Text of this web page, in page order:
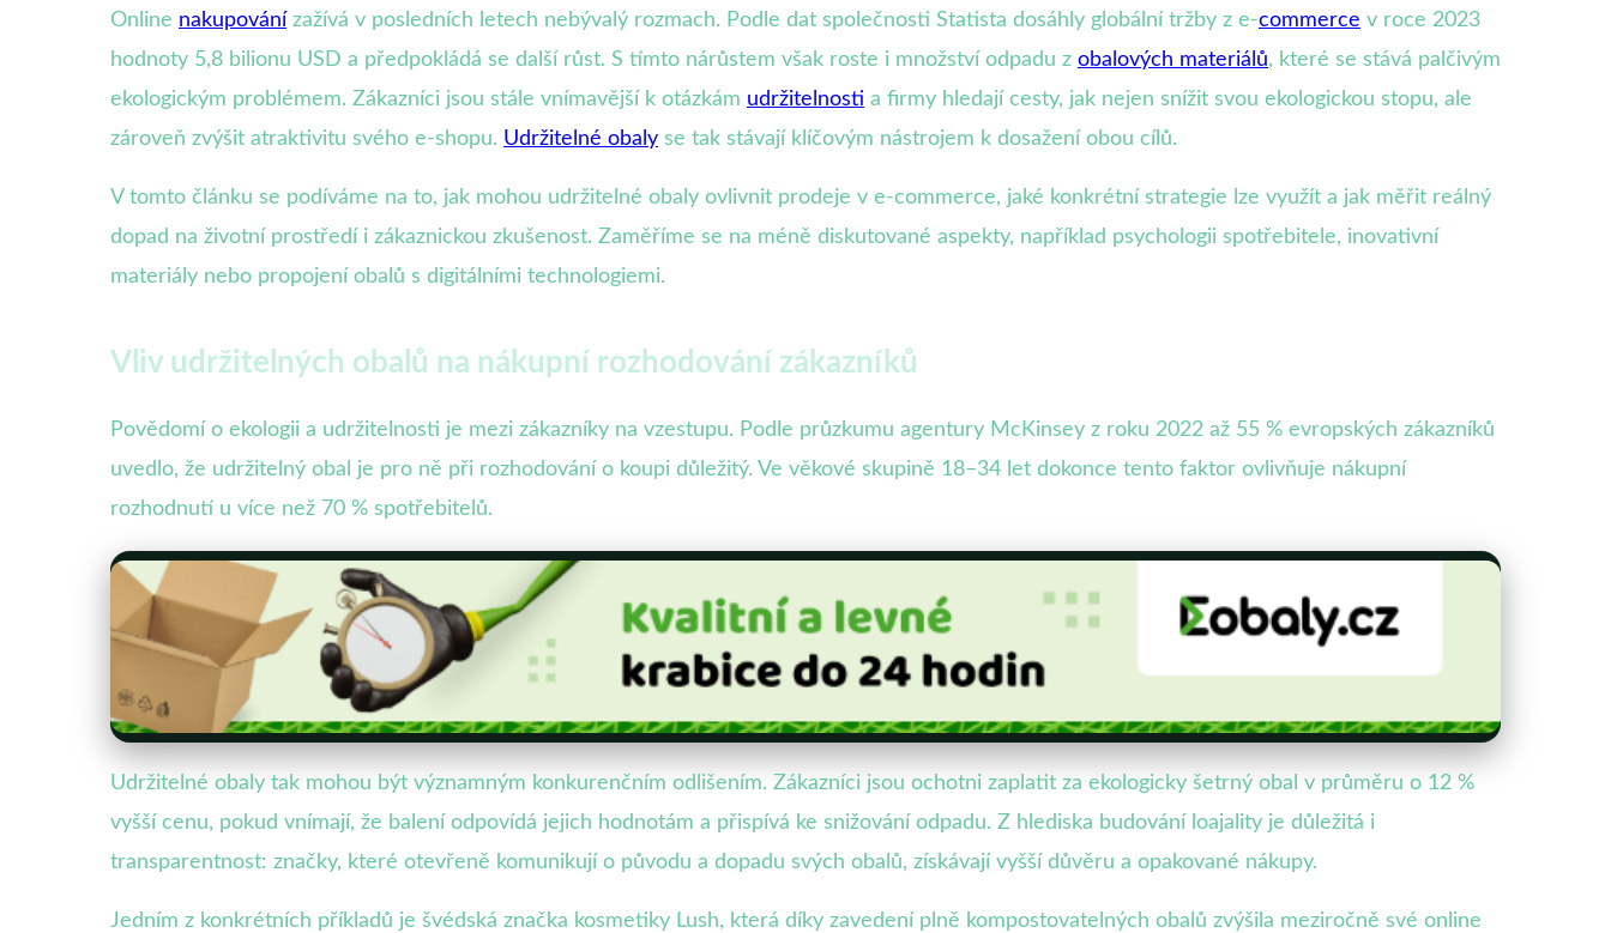
Online nakupování zažívá v posledních letech nebývalý rozmach. Podle dat společnosti Statista dosáhly globální tržby z e-commerce v roce 2023
hodnoty 5,8 bilionu USD a předpokládá se další růst. S tímto nárůstem však roste i množství odpadu z obalových materiálů, které se stává palčivým
ekologickým problémem. Zákazníci jsou stále vnímavější k otázkám udržitelnosti a firmy hledají cesty, jak nejen snížit svou ekologickou stopu, ale
zároveň zvýšit atraktivitu svého e-shopu. Udržitelné obaly se tak stávají klíčovým nástrojem k dosažení obou cílů.
V tomto článku se podíváme na to, jak mohou udržitelné obaly ovlivnit prodeje v e-commerce, jaké konkrétní strategie lze využít a jak měřit reálný
dopad na životní prostředí i zákaznickou zkušenost. Zaměříme se na méně diskutované aspekty, například psychologii spotřebitele, inovativní
materiály nebo propojení obalů s digitálními technologiemi.
Vliv udržitelných obalů na nákupní rozhodování zákazníků
Povědomí o ekologii a udržitelnosti je mezi zákazníky na vzestupu. Podle průzkumu agentury McKinsey z roku 2022 až 55 % evropských zákazníků
uvedlo, že udržitelný obal je pro ně při rozhodování o koupi důležitý. Ve věkové skupině 18–34 let dokonce tento faktor ovlivňuje nákupní
rozhodnutí u více než 70 % spotřebitelů.
Udržitelné obaly tak mohou být významným konkurenčním odlišením. Zákazníci jsou ochotni zaplatit za ekologicky šetrný obal v průměru o 12 %
vyšší cenu, pokud vnímají, že balení odpovídá jejich hodnotám a přispívá ke snižování odpadu. Z hlediska budování loajality je důležitá i
transparentnost: značky, které otevřeně komunikují o původu a dopadu svých obalů, získávají vyšší důvěru a opakované nákupy.
Jedním z konkrétních příkladů je švédská značka kosmetiky Lush, která díky zavedení plně kompostovatelných obalů zvýšila meziročně své online